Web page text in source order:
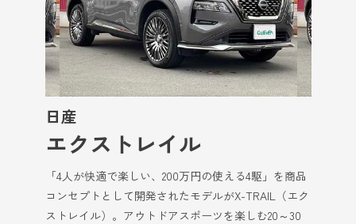
日産
エクストレイル
「4人が快適で楽しい、200万円の使える4駆」を商品
コンセプトとして開発されたモデルがX-TRAIL（エク
ストレイル）。アウトドアスポーツを楽しむ20～30